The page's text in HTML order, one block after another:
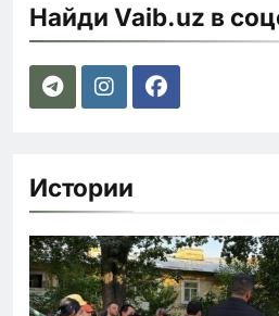
Найди Vaib.uz в
Истории